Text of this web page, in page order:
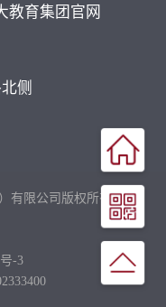
教育集团官网
侧
有限公司版权所有
-3